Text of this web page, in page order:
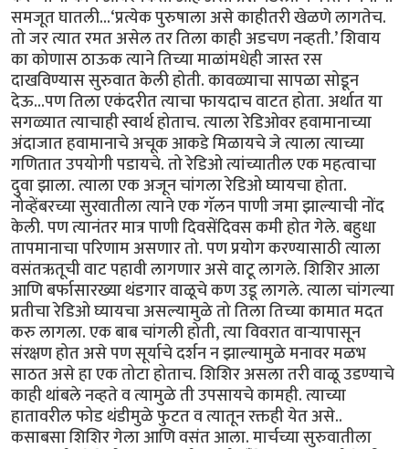
समजूत घातली...‘प्रत्येक पुरुषाला असे काहीतरी खेळणे लागतेच.
तो जर त्यात रमत असेल तर तिला काही अडचण नव्हती.’ शिवाय
का कोणास ठाऊक त्याने तिच्या माळांमधेही जास्त रस
दाखविण्यास सुरुवात केली होती. कावळ्याचा सापळा सोडून
देऊ...पण तिला एकंदरीत त्याचा फायदाच वाटत होता. अर्थात या
सगळ्यात त्याचाही स्वार्थ होताच. त्याला रेडिओवर हवामानाच्या
अंदाजात हवामानाचे अचूक आकडे मिळायचे जे त्याला त्याच्या
गणितात उपयोगी पडायचे. तो रेडिओ त्यांच्यातील एक महत्वाचा
दुवा झाला. त्याला एक अजून चांगला रेडिओ घ्यायचा होता.
नोव्हेंबरच्या सुरवातीला त्याने एक गॅलन पाणी जमा झाल्याची नोंद
केली. पण त्यानंतर मात्र पाणी दिवसेंदिवस कमी होत गेले. बहुधा
तापमानाचा परिणाम असणार तो. पण प्रयोग करण्यासाठी त्याला
वसंतऋतूची वाट पहावी लागणार असे वाटू लागले. शिशिर आला
आणि बर्फासारख्या थंडगार वाळूचे कण उडू लागले. त्याला चांगल्या
प्रतीचा रेडिओ घ्यायचा असल्यामुळे तो तिला तिच्या कामात मदत
करु लागला. एक बाब चांगली होती, त्या विवरात वार्‍यापासून
संरक्षण होत असे पण सूर्याचे दर्शन न झाल्यामुळे मनावर मळभ
साठत असे हा एक तोटा होताच. शिशिर असला तरी वाळू उडण्याचे
काही थांबले नव्हते व त्यामुळे ती उपसायचे कामही. त्याच्या
हातावरील फोड थंडीमुळे फुटत व त्यातून रक्तही येत असे..
कसाबसा शिशिर गेला आणि वसंत आला. मार्चच्या सुरुवातीला